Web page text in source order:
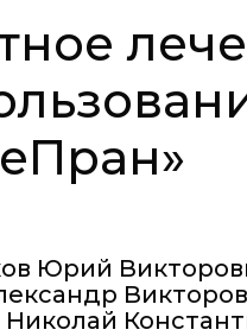
Юрий
Николай